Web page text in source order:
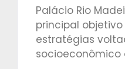
Palácio Rio
principal
estratégias
socioeconômico